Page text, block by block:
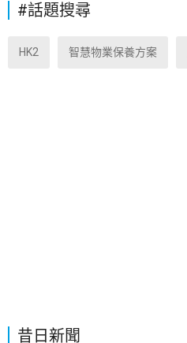
昔日新聞
#話題搜尋
HK2 智慧物業保養方案